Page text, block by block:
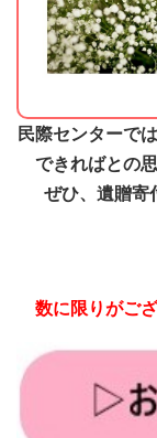
民際センターで
できればとの
ぜひ、遺贈寄
数に限りがご